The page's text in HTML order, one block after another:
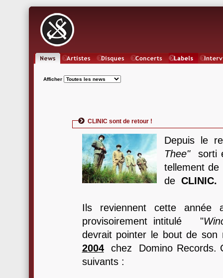
Afficher
CLINIC sont de retour !
Depuis le
Thee"sorti
tellement de
de CLINIC.
Ils reviennent cette année
provisoirement intitulé "
devrait pointer le bout de
2004chez Domino Records.
suivants :